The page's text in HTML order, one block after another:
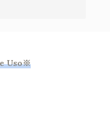
Uso※